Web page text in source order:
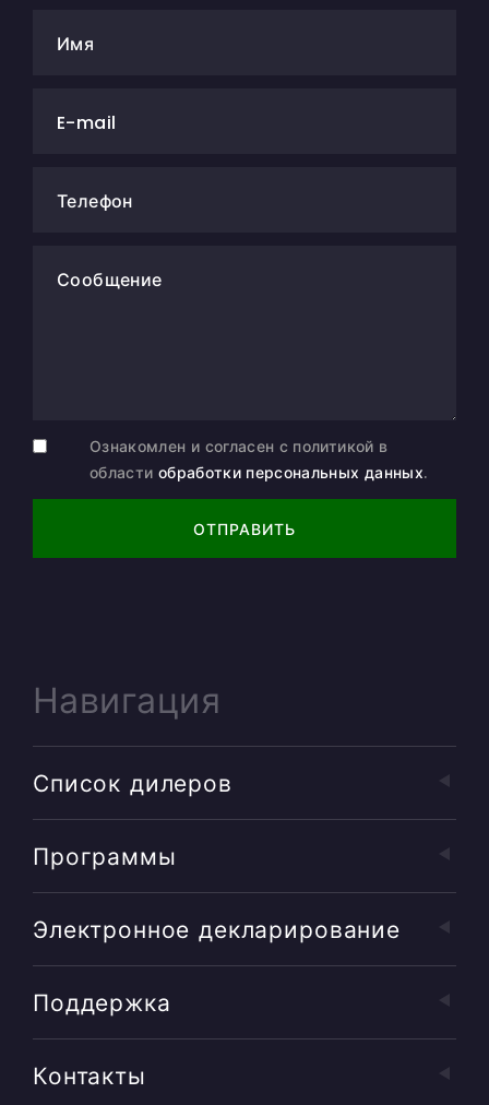
Имя
E-mail
Телефон
Сообщение
Ознакомлен и согласен с политикой в
области обработки персональных данных.
ОТПРАВИТЬ
Навигация
Список дилеров
Программы
Электронное декларирование
Поддержка
Контакты